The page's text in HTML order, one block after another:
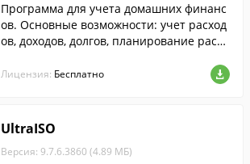
Программа для учета домашних финанс
ов. Основные возможности: учет расход
ов, доходов, долгов, планирование расхо
Лицензия: Бесплатно
UltraISO
Версия: 9.7.6.3860 (4.89 МБ)